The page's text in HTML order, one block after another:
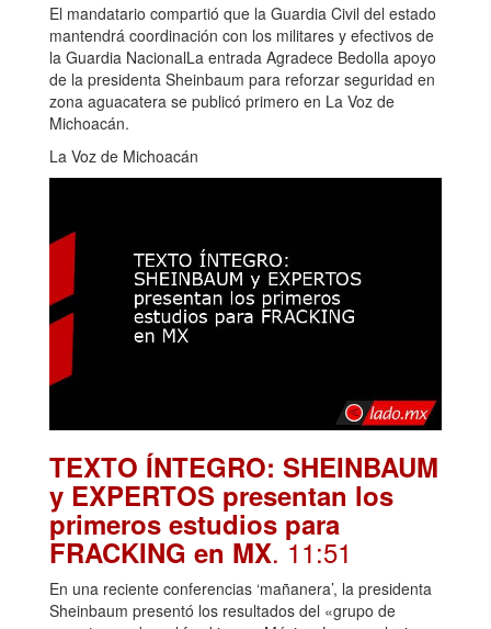
El mandatario compartió que la Guardia Civil del estado
mantendrá coordinación con los militares y efectivos de
la Guardia NacionalLa entrada Agradece Bedolla apoyo
de la presidenta Sheinbaum para reforzar seguridad en
zona aguacatera se publicó primero en La Voz de
Michoacán.
La Voz de Michoacán
TEXTO ÍNTEGRO: SHEINBAUM
y EXPERTOS presentan los
primeros estudios para
FRACKING en MX. 11:51
En una reciente conferencias ‘mañanera’, la presidenta
Sheinbaum presentó los resultados del «grupo de